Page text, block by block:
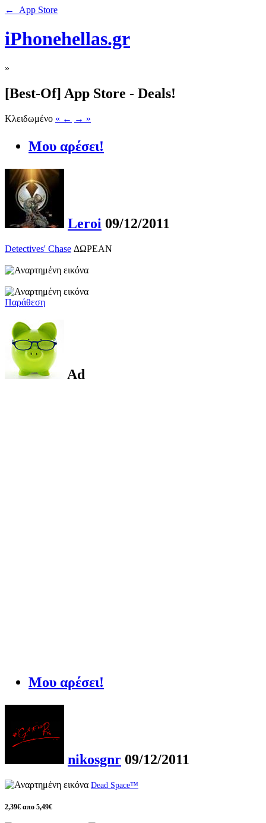
← App Store
iPhonehellas.gr
»
[Best-Of] App Store - Deals!
Κλειδωμένο « ← → »
Μου αρέσει!
Leroi 09/12/2011
Detectives' Chase ΔΩΡΕΑΝ
Παράθεση
Ad
Μου αρέσει!
nikosgnr 09/12/2011
Dead Space™
2,39€ απο 5,49€